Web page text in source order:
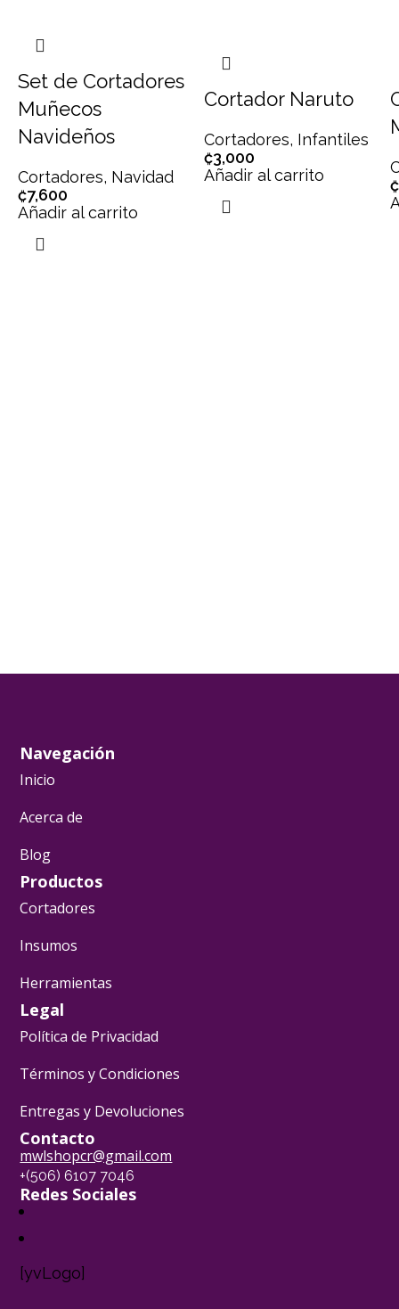
Set de Cortadores
Muñecos
Navideños
Cortadores, Navidad
₡7,600
Añadir al carrito
Cortador Naruto
Cortadores, Infantiles
₡3,000
Añadir al carrito
₡
Navegación
Inicio
Acerca de
Blog
Productos
Cortadores
Insumos
Herramientas
Legal
Política de Privacidad
Términos y Condiciones
Entregas y Devoluciones
Contacto
mwlshopcr@gmail.com
+(506) 6107 7046
Redes Sociales
[yvLogo]